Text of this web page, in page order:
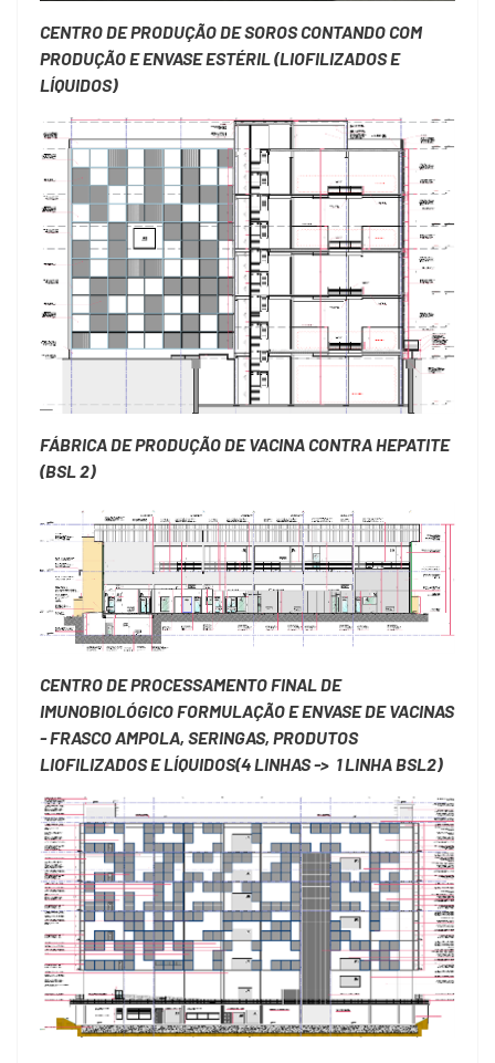
CENTRO DE PRODUÇÃO DE SOROS CONTANDO COM
PRODUÇÃO E ENVASE ESTÉRIL (LIOFILIZADOS E
LÍQUIDOS)
FÁBRICA DE PRODUÇÃO DE VACINA CONTRA HEPATITE
(BSL 2)
CENTRO DE PROCESSAMENTO FINAL DE
IMUNOBIOLÓGICO FORMULAÇÃO E ENVASE DE VACINAS
- FRASCO AMPOLA, SERINGAS, PRODUTOS
LIOFILIZADOS E LÍQUIDOS(4 LINHAS -> 1 LINHA BSL2)